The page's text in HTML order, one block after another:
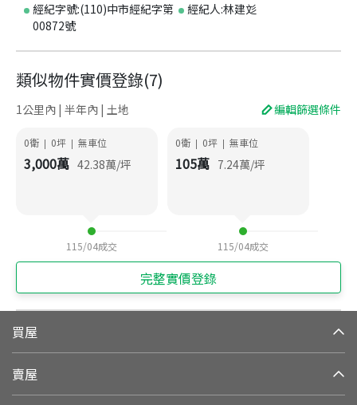
經紀字號:(110)中市經紀字第
00872號
經紀人:林建彣
類似物件實價登錄(7)
1公里內 | 半年內 | 土地 編輯篩選條件
0衛 | 0坪 | 無車位
3,000萬 42.38萬/坪
115/04成交
0衛 | 0坪 | 無車位
105萬 7.24萬/坪
115/04成交
完整實價登錄
買屋
賣屋